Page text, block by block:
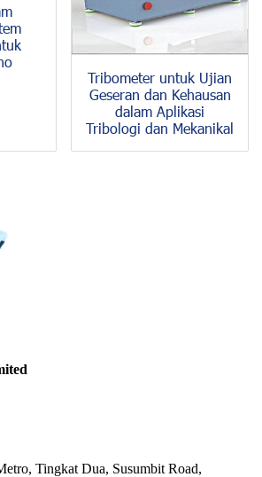
Tribometer untuk Ujian
Geseran dan Kehausan
dalam Aplikasi
Tribologi dan Mekanikal
Tingkat Dua, Susumbit Road,